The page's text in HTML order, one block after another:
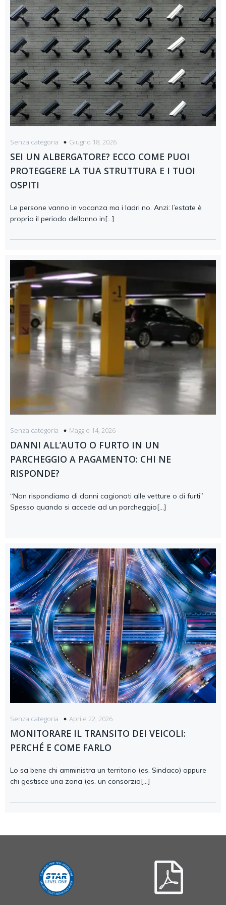
Senza categoria Giugno 18, 2026
SEI UN ALBERGATORE? ECCO COME PUOI
PROTEGGERE LA TUA STRUTTURA E I TUOI
OSPITI
Le persone vanno in vacanza ma i ladri no. Anzi: l’estate è
proprio il periodo dellanno in[…]
Senza categoria Maggio 14, 2026
DANNI ALL’AUTO O FURTO IN UN
PARCHEGGIO A PAGAMENTO: CHI NE
RISPONDE?
“Non rispondiamo di danni cagionati alle vetture o di furti”
Spesso quando si accede ad un parcheggio[…]
Senza categoria Aprile 22, 2026
MONITORARE IL TRANSITO DEI VEICOLI:
PERCHÉ E COME FARLO
Lo sa bene chi amministra un territorio (es. Sindaco) oppure
chi gestisce una zona (es. un consorzio[…]